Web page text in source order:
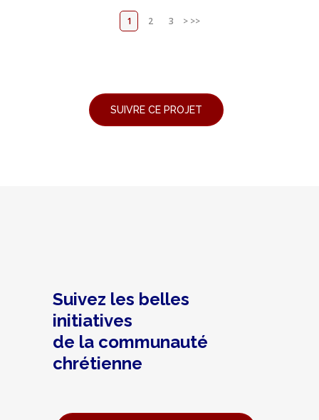
1 2 3 > >>
Suivez les belles
initiatives
de la communauté
chrétienne